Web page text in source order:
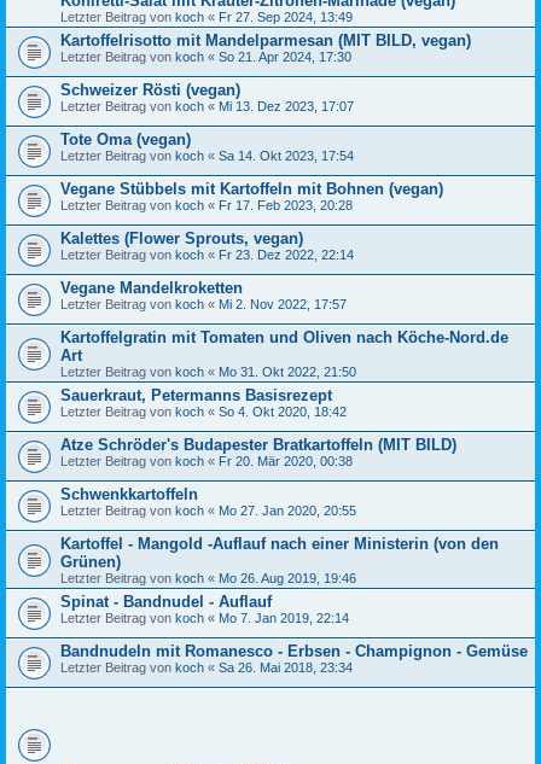
Letzter Beitrag von koch « Fr 27. Sep 2024, 13:49
Kartoffelrisotto mit Mandelparmesan (MIT BILD, vegan)
Letzter Beitrag von koch « So 21. Apr 2024, 17:30
Schweizer Rösti (vegan)
Letzter Beitrag von koch « Mi 13. Dez 2023, 17:07
Tote Oma (vegan)
Letzter Beitrag von koch « Sa 14. Okt 2023, 17:54
Vegane Stübbels mit Kartoffeln mit Bohnen (vegan)
Letzter Beitrag von koch « Fr 17. Feb 2023, 20:28
Kalettes (Flower Sprouts, vegan)
Letzter Beitrag von koch « Fr 23. Dez 2022, 22:14
Vegane Mandelkroketten
Letzter Beitrag von koch « Mi 2. Nov 2022, 17:57
Kartoffelgratin mit Tomaten und Oliven nach Köche-Nord.de
Art
Letzter Beitrag von koch « Mo 31. Okt 2022, 21:50
Sauerkraut, Petermanns Basisrezept
Letzter Beitrag von koch « So 4. Okt 2020, 18:42
Atze Schröder's Budapester Bratkartoffeln (MIT BILD)
Letzter Beitrag von koch « Fr 20. Mär 2020, 00:38
Schwenkkartoffeln
Letzter Beitrag von koch « Mo 27. Jan 2020, 20:55
Kartoffel - Mangold -Auflauf nach einer Ministerin (von den
Grünen)
Letzter Beitrag von koch « Mo 26. Aug 2019, 19:46
Spinat - Bandnudel - Auflauf
Letzter Beitrag von koch « Mo 7. Jan 2019, 22:14
Bandnudeln mit Romanesco - Erbsen - Champignon - Gemüse
Letzter Beitrag von koch « Sa 26. Mai 2018, 23:34